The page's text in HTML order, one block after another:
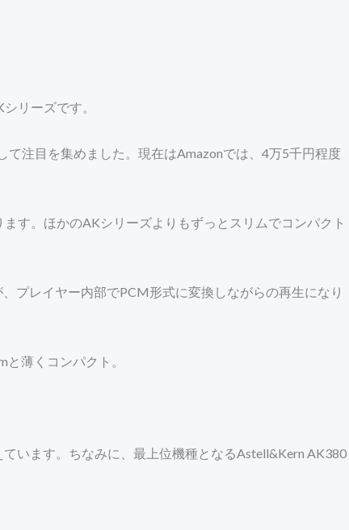
リーズです。
注目を集めました。現在はAmazonでは、4万5千円程度
す。ほかのAKシリーズよりもずっとスリムでコンパクト
プレイヤー内部でPCM形式に変換しながらの再生になり
薄くコンパクト。
います。ちなみに、最上位機種となるAstell&Kern AK380